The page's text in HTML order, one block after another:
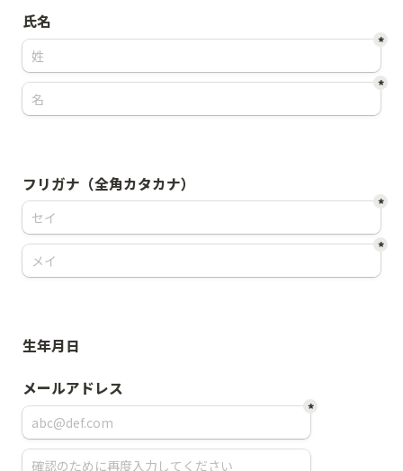
氏名
*
*
フリガナ（全角カタカナ）
*
*
生年月日
メールアドレス
*